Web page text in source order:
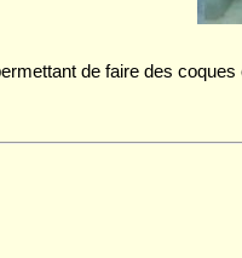
de faire des